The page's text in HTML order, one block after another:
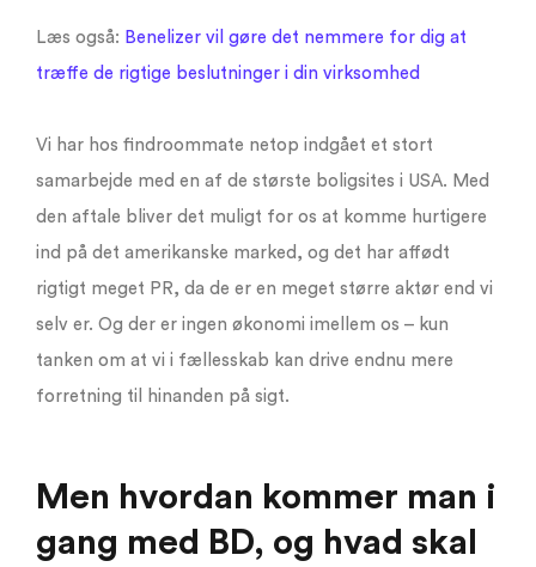
Læs også: Benelizer vil gøre det nemmere for dig at
træffe de rigtige beslutninger i din virksomhed
Vi har hos findroommate netop indgået et stort
samarbejde med en af de største boligsites i USA. Med
den aftale bliver det muligt for os at komme hurtigere
ind på det amerikanske marked, og det har affødt
rigtigt meget PR, da de er en meget større aktør end vi
selv er. Og der er ingen økonomi imellem os – kun
tanken om at vi i fællesskab kan drive endnu mere
forretning til hinanden på sigt.
Men hvordan kommer man i
gang med BD, og hvad skal